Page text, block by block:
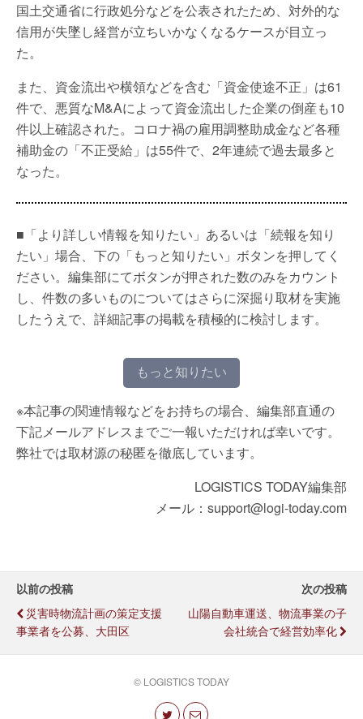
国土交通省に行政処分などを公表されたため、対外的な
信用が失墜し経営が立ちいかなくなるケースが目立っ
た。
また、資金流出や横領などを含む「資金使途不正」は61
件で、悪質なM&Aによって資金流出した企業の倒産も10
件以上確認された。コロナ禍の雇用調整助成金など各種
補助金の「不正受給」は55件で、2年連続で過去最多と
なった。
■「より詳しい情報を知りたい」あるいは「続報を知り
たい」場合、下の「もっと知りたい」ボタンを押してく
ださい。編集部にてボタンが押された数のみをカウント
し、件数の多いものについてはさらに深掘り取材を実施
したうえで、詳細記事の掲載を積極的に検討します。
もっと知りたい
※本記事の関連情報などをお持ちの場合、編集部直通の
下記メールアドレスまでご一報いただければ幸いです。
弊社では取材源の秘匿を徹底しています。
LOGISTICS TODAY編集部
メール：support@logi-today.com
以前の投稿
災害時物流計画の策定支援
事業者を公募、大田区
次の投稿
山陽自動車運送、物流事業の子
会社統合で経営効率化
© LOGISTICS TODAY